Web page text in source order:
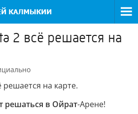
2 всё решается на
на карте.
решаться в Ойрат-Арене!